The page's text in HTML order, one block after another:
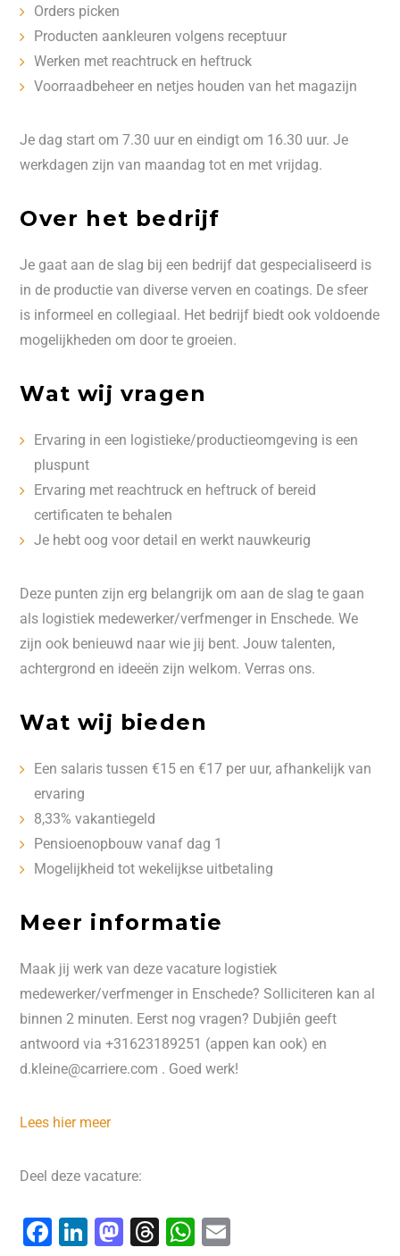
Orders picken
Producten aankleuren volgens receptuur
Werken met reachtruck en heftruck
Voorraadbeheer en netjes houden van het magazijn
Je dag start om 7.30 uur en eindigt om 16.30 uur. Je
werkdagen zijn van maandag tot en met vrijdag.
Over het bedrijf
Je gaat aan de slag bij een bedrijf dat gespecialiseerd is
in de productie van diverse verven en coatings. De sfeer
is informeel en collegiaal. Het bedrijf biedt ook voldoende
mogelijkheden om door te groeien.
Wat wij vragen
Ervaring in een logistieke/productieomgeving is een
pluspunt
Ervaring met reachtruck en heftruck of bereid
certificaten te behalen
Je hebt oog voor detail en werkt nauwkeurig
Deze punten zijn erg belangrijk om aan de slag te gaan
als logistiek medewerker/verfmenger in Enschede. We
zijn ook benieuwd naar wie jij bent. Jouw talenten,
achtergrond en ideeën zijn welkom. Verras ons.
Wat wij bieden
Een salaris tussen €15 en €17 per uur, afhankelijk van
ervaring
8,33% vakantiegeld
Pensioenopbouw vanaf dag 1
Mogelijkheid tot wekelijkse uitbetaling
Meer informatie
Maak jij werk van deze vacature logistiek
medewerker/verfmenger in Enschede? Solliciteren kan al
binnen 2 minuten. Eerst nog vragen? Dubjiên geeft
antwoord via +31623189251 (appen kan ook) en
d.kleine@carriere.com . Goed werk!
Lees hier meer
Deel deze vacature:
F
Li M T
W